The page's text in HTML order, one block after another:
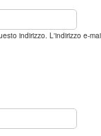
indirizzo. L'indirizzo e-